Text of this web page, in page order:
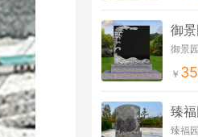
御
御景园
臻
臻福园